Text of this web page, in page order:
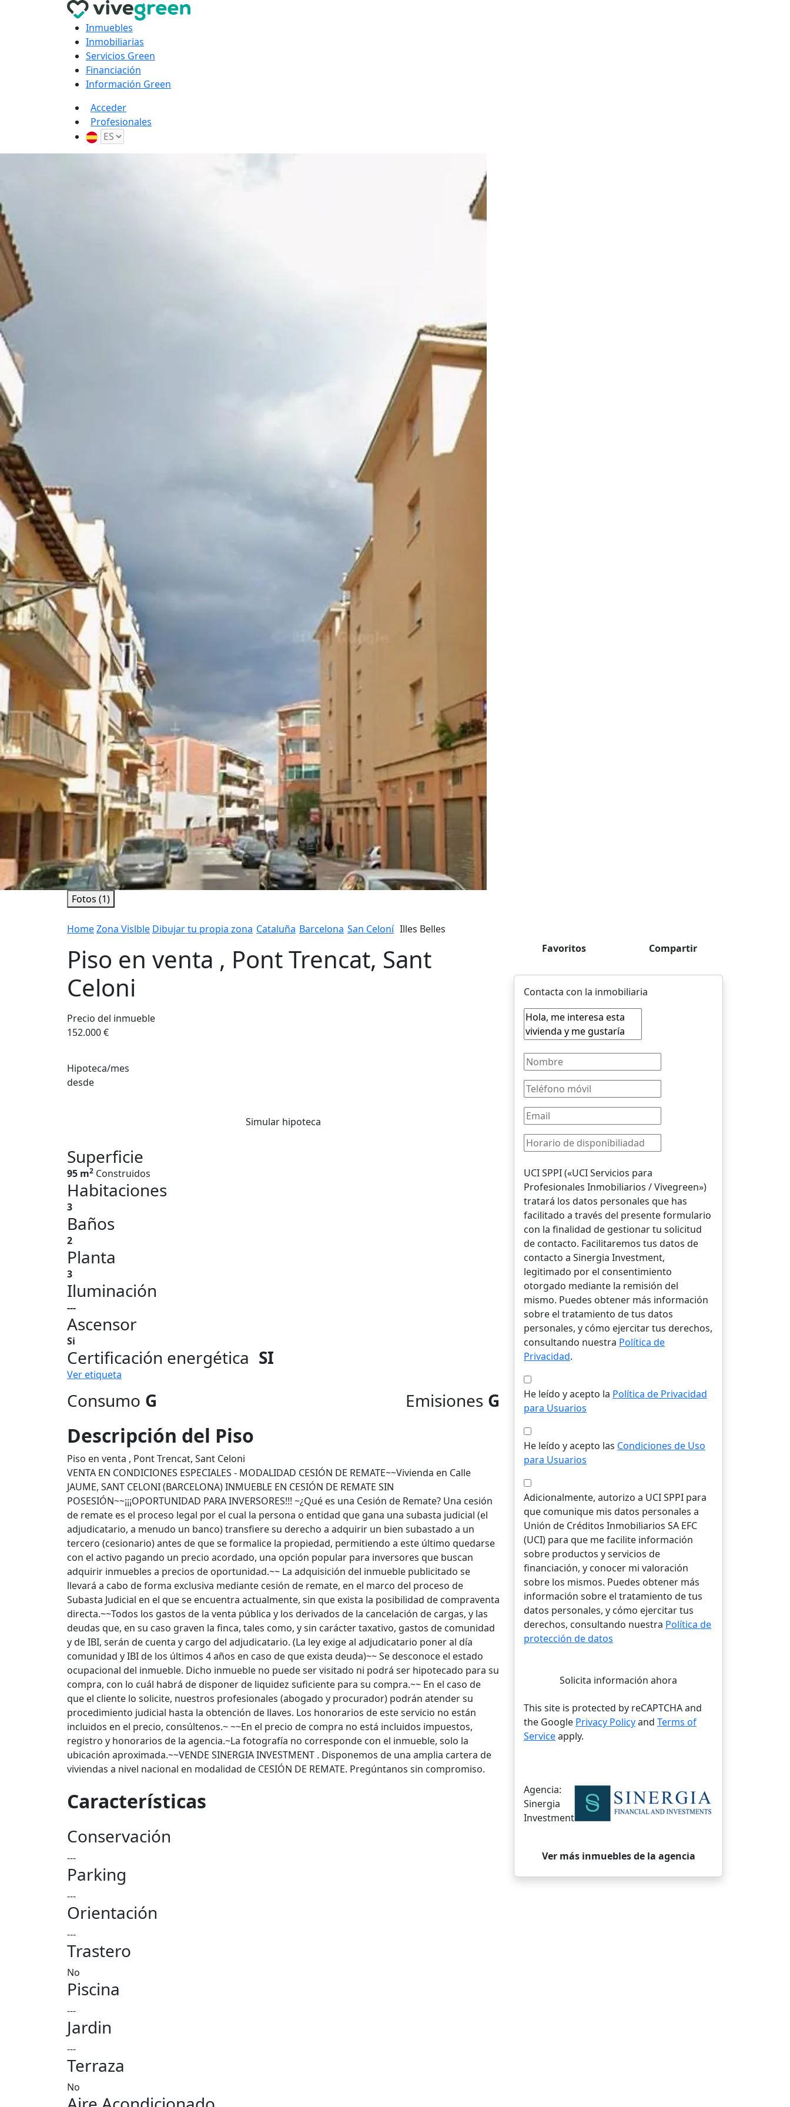
Inmuebles
Inmobiliarias
Servicios Green
Financiación
Información Green
Acceder
Profesionales
Fotos (1)
HomeZona Vislble Dibujar tu propia zona Cataluña Barcelona San Celoní Illes Belles
Piso en venta , Pont Trencat, Sant
Celoni
Precio del inmueble
152.000 €
Hipoteca/mes
desde
Simular hipoteca
Superficie
95 m2 Construidos
Habitaciones
3
Baños
2
Planta
3
Iluminación
---
Ascensor
Si
Certificación energética SI
Ver etiqueta
Consumo G Emisiones G
Descripción del Piso
Piso en venta , Pont Trencat, Sant Celoni
VENTA EN CONDICIONES ESPECIALES - MODALIDAD CESIÓN DE REMATE~~Vivienda en Calle
JAUME, SANT CELONI (BARCELONA) INMUEBLE EN CESIÓN DE REMATE SIN
POSESIÓN~~¡¡¡OPORTUNIDAD PARA INVERSORES!!! ~¿Qué es una Cesión de Remate? Una cesión
de remate es el proceso legal por el cual la persona o entidad que gana una subasta judicial (el
adjudicatario, a menudo un banco) transfiere su derecho a adquirir un bien subastado a un
tercero (cesionario) antes de que se formalice la propiedad, permitiendo a este último quedarse
con el activo pagando un precio acordado, una opción popular para inversores que buscan
adquirir inmuebles a precios de oportunidad.~~ La adquisición del inmueble publicitado se
llevará a cabo de forma exclusiva mediante cesión de remate, en el marco del proceso de
Subasta Judicial en el que se encuentra actualmente, sin que exista la posibilidad de compraventa
directa.~~Todos los gastos de la venta pública y los derivados de la cancelación de cargas, y las
deudas que, en su caso graven la finca, tales como, y sin carácter taxativo, gastos de comunidad
y de IBI, serán de cuenta y cargo del adjudicatario. (La ley exige al adjudicatario poner al día
comunidad y IBI de los últimos 4 años en caso de que exista deuda)~~ Se desconoce el estado
ocupacional del inmueble. Dicho inmueble no puede ser visitado ni podrá ser hipotecado para su
compra, con lo cuál habrá de disponer de liquidez suficiente para su compra.~~ En el caso de
que el cliente lo solicite, nuestros profesionales (abogado y procurador) podrán atender su
procedimiento judicial hasta la obtención de llaves. Los honorarios de este servicio no están
incluidos en el precio, consúltenos.~ ~~En el precio de compra no está incluidos impuestos,
registro y honorarios de la agencia.~La fotografía no corresponde con el inmueble, solo la
ubicación aproximada.~~VENDE SINERGIA INVESTMENT . Disponemos de una amplia cartera de
viviendas a nivel nacional en modalidad de CESIÓN DE REMATE. Pregúntanos sin compromiso.
Características
Conservación
---
Parking
---
Orientación
---
Trastero
No
Piscina
---
Jardin
---
Terraza
No
Favoritos Compartir
Contacta con la inmobiliaria
UCI SPPI («UCI Servicios para
Profesionales Inmobiliarios / Vivegreen»)
tratará los datos personales que has
facilitado a través del presente formulario
con la finalidad de gestionar tu solicitud
de contacto. Facilitaremos tus datos de
contacto a Sinergia Investment,
legitimado por el consentimiento
otorgado mediante la remisión del
mismo. Puedes obtener más información
sobre el tratamiento de tus datos
personales, y cómo ejercitar tus derechos,
consultando nuestra Política de
Privacidad.
He leído y acepto la Política de Privacidad
para Usuarios
He leído y acepto las Condiciones de Uso
para Usuarios
Adicionalmente, autorizo a UCI SPPI para
que comunique mis datos personales a
Unión de Créditos Inmobiliarios SA EFC
(UCI) para que me facilite información
sobre productos y servicios de
financiación, y conocer mi valoración
sobre los mismos. Puedes obtener más
información sobre el tratamiento de tus
datos personales, y cómo ejercitar tus
derechos, consultando nuestra Política de
protección de datos
Solicita información ahora
This site is protected by reCAPTCHA and
the Google Privacy Policyand Terms of
Serviceapply.
Agencia:
Sinergia
Investment
Ver más inmuebles de la agencia